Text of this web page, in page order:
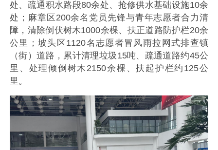
处、疏通积水路段80余处、抢修供水基础设施10余
处；麻章区200余名党员先锋与青年志愿者合力清
障，清除倒伏树木1000余棵、扶正道路防护栏20余
公里；坡头区1120名志愿者冒风雨拉网式排查镇
（街）道路，累计清理垃圾15吨、疏通道路约45公
里、处理倾倒树木2150余棵、扶起护栏约125公
里。